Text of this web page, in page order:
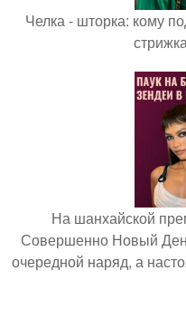
Челка - шторка: кому
На шанхайской
Совершенно Новый
очередной наряд, а